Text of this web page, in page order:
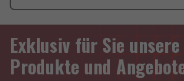
Exklusiv für Sie
Produkte und